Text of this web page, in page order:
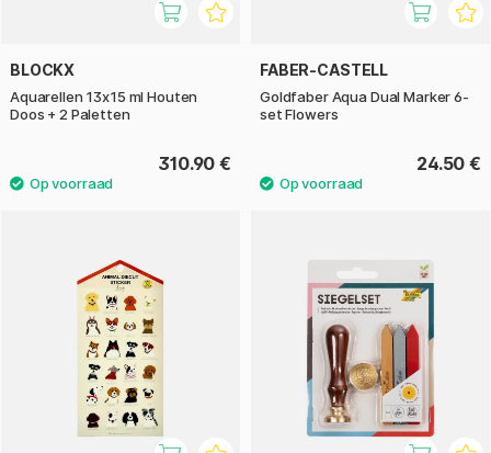
BLOCKX
Aquarellen 13x15 ml Houten
Doos + 2 Paletten
310.90 €
FABER-CASTELL
Goldfaber Aqua Dual Marker 6-
set Flowers
24.50 €